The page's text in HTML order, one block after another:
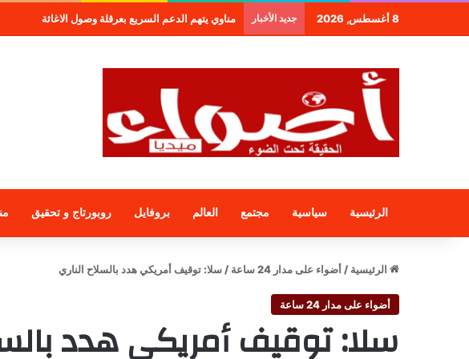
8 أغسطس, 2026 جديد الأخبار طنجة.. مجموعة فندقية جديدة لمجموعة الراجحي
الرئيسية سياسية مجتمع العالم بروفايل روبورتاج و تحقيق
الرئيسية / أضواء على مدار 24 ساعة / سلا: توقيف أمريكي هدد بالسلاح الناري
أضواء على مدار 24 ساعة
سلا: توقيف أمريكي هدد